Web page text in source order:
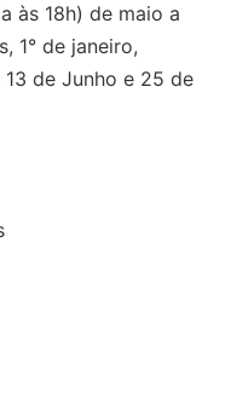
às 18h) de maio a
1° de janeiro,
13 de Junho e 25 de